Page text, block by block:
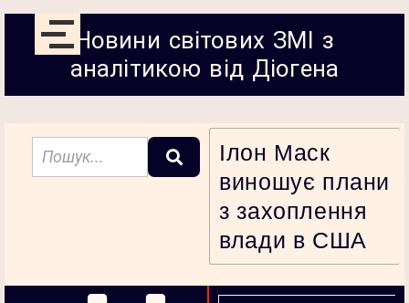
Новини світових ЗМІ з
аналітикою від Діогена
Ілон Маск
виношує плани
з захоплення
влади в США